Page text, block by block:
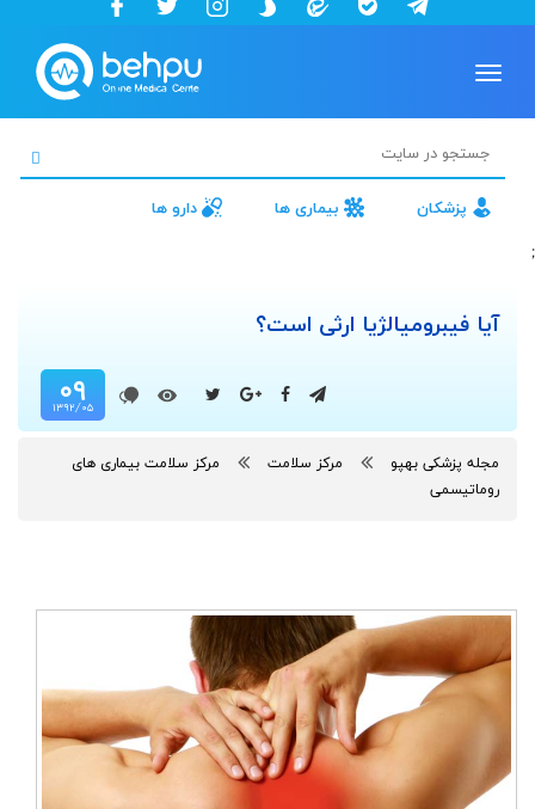
Toggle
پزشکان بیماری ها دارو ها
;
آیا فیبرومیالژیا ارثی است؟
۰۹
۱۳۹۲/۰۵
مجله پزشکی بهپو مرکز سلامت
مرکز سلامت بیماری های
روماتیسمی